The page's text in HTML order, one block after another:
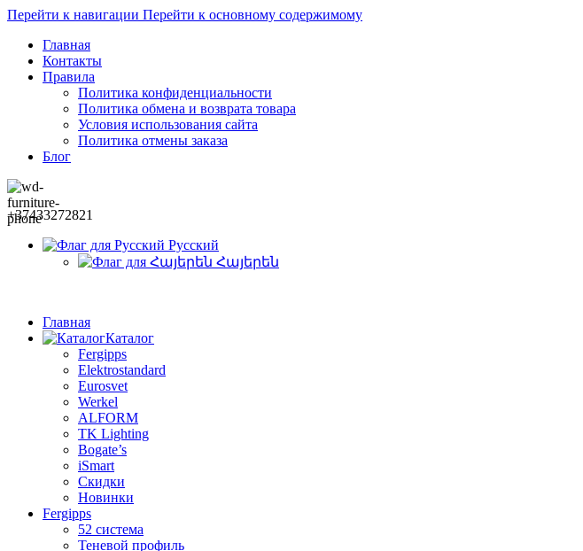
Перейти к навигации Перейти к основному содержимому
Главная
Контакты
Правила
Политика конфиденциальности
Политика обмена и возврата товара
Условия использования сайта
Политика отмены заказа
Блог
+37433272821
Русский
Հայերեն
Главная
Каталог
Fergipps
Elektrostandard
Eurosvet
Werkel
ALFORM
TK Lighting
Bogate’s
iSmart
Скидки
Новинки
Fergipps
52 система
Теневой профиль